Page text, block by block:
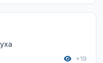
+19